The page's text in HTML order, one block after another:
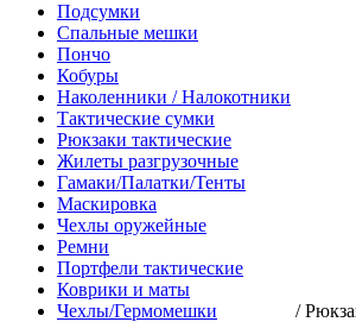
Подсумки
Спальные мешки
Пончо
Кобуры
Наколенники / Налокотники
Тактические сумки
Рюкзаки тактические
Жилеты разгрузочные
Гамаки/Палатки/Тенты
Маскировка
Чехлы оружейные
Ремни
Портфели тактические
Коврики и маты
Чехлы/Гермомешки
/